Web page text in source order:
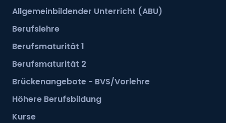
Allgemeinbildender Unterricht (ABU)
Berufslehre
Berufsmaturität 1
Berufsmaturität 2
Brückenangebote - BVS/Vorlehre
Höhere Berufsbildung
Kurse